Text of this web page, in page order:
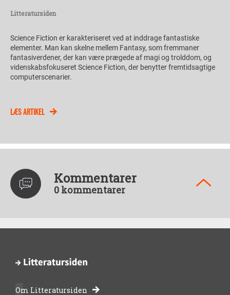
Litteratursiden
Science Fiction er karakteriseret ved at inddrage fantastiske
elementer. Man kan skelne mellem Fantasy, som fremmaner
fantasiverdener, der kan være prægede af magi og trolddom, og
videnskabsfokuseret Science Fiction, der benytter fremtidsagtige
computerscenarier.
LÆS ARTIKEL
Kommentarer
0 kommentarer
Om Litteratursiden